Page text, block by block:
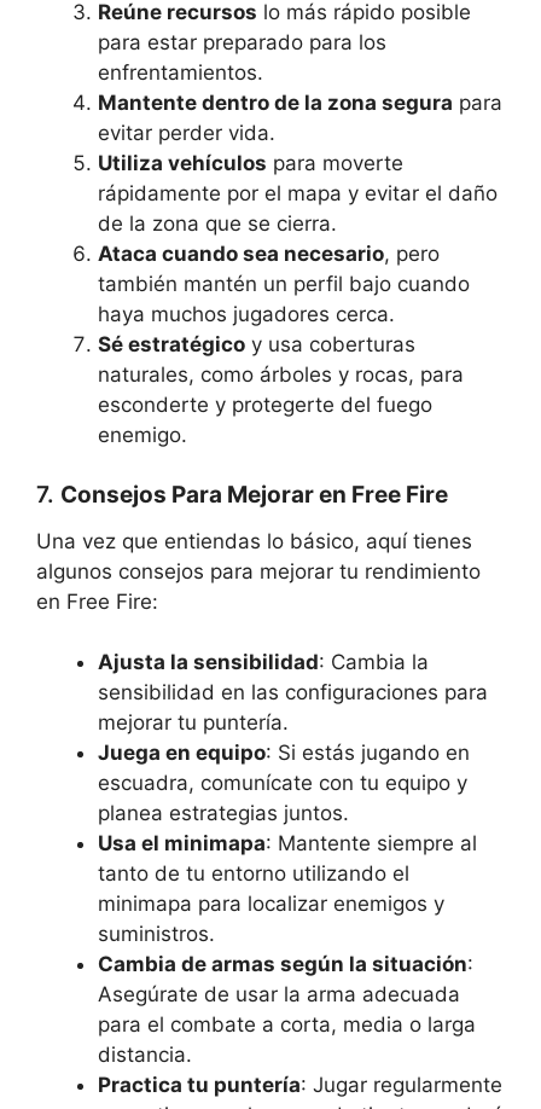
Reúne recursos lo más rápido posible
para estar preparado para los
enfrentamientos.
Mantente dentro de la zona segura para
evitar perder vida.
Utiliza vehículos para moverte
rápidamente por el mapa y evitar el daño
de la zona que se cierra.
Ataca cuando sea necesario, pero
también mantén un perfil bajo cuando
haya muchos jugadores cerca.
Sé estratégico y usa coberturas
naturales, como árboles y rocas, para
esconderte y protegerte del fuego
enemigo.
7. Consejos Para Mejorar en Free Fire
Una vez que entiendas lo básico, aquí tienes
algunos consejos para mejorar tu rendimiento
en Free Fire:
Ajusta la sensibilidad: Cambia la
sensibilidad en las configuraciones para
mejorar tu puntería.
Juega en equipo: Si estás jugando en
escuadra, comunícate con tu equipo y
planea estrategias juntos.
Usa el minimapa: Mantente siempre al
tanto de tu entorno utilizando el
minimapa para localizar enemigos y
suministros.
Cambia de armas según la situación:
Asegúrate de usar la arma adecuada
para el combate a corta, media o larga
distancia.
Practica tu puntería: Jugar regularmente